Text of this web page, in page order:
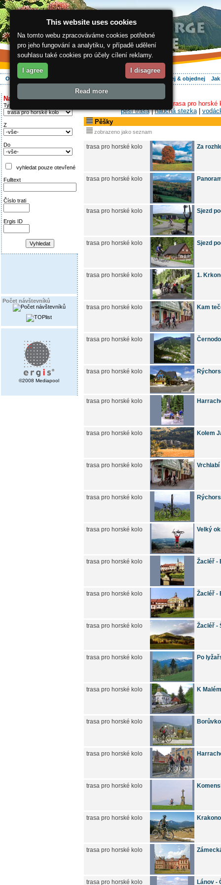
O regionu Aktivně Ubytování Hledej & objednej
Najděte si:
Typ trati
Z
Do
vyhledat pouze otevřené
Fulltext
Číslo trati
Ergis ID
Počet návštevníků
©2008 Mediapool
ergis.cz>
trasa pro horské
pěší trasa|naučná stezka|
Pěšky
zobrazeno jako seznam
trasa pro horské kolo Za
trasa pro horské kolo
trasa pro horské kolo Sjezd
trasa pro horské kolo Sjezd
trasa pro horské kolo 1.
trasa pro horské kolo Kam
trasa pro horské kolo
trasa pro horské kolo
trasa pro horské kolo
trasa pro horské kolo Kolem
trasa pro horské kolo Vrchlabí
trasa pro horské kolo
trasa pro horské kolo Velký
trasa pro horské kolo Žacléř -
trasa pro horské kolo Žacléř -
trasa pro horské kolo Žacléř -
trasa pro horské kolo Po
trasa pro horské kolo K
trasa pro horské kolo
trasa pro horské kolo
trasa pro horské kolo
trasa pro horské kolo
trasa pro horské kolo
trasa pro horské kolo Lánov -
This website uses cookies
Na tomto webu zpracováváme cookies potřebné
pro jeho fungování a analytiku, v případě udělení
souhlasu také cookies pro účely cílení reklamy.
I agree I disagree
Read more